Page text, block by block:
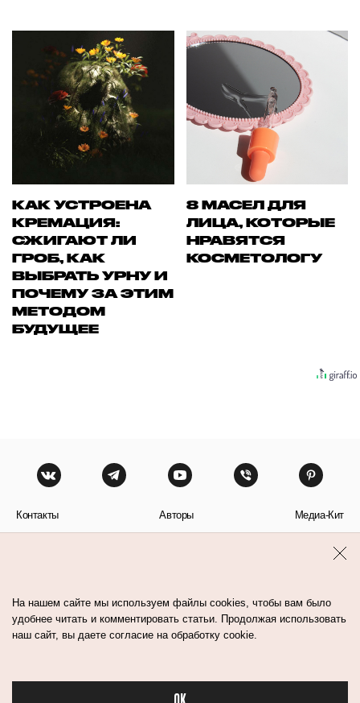
КАК УСТРОЕНА
КРЕМАЦИЯ:
СЖИГАЮТ ЛИ
ГРОБ, КАК
ВЫБРАТЬ УРНУ И
ПОЧЕМУ ЗА ЭТИМ
МЕТОДОМ
БУДУЩЕЕ
8 МАСЕЛ ДЛЯ
ЛИЦА, КОТОРЫЕ
НРАВЯТСЯ
КОСМЕТОЛОГУ
Контакты Авторы Медиа-Кит
На нашем сайте мы используем файлы cookies, чтобы вам было
удобнее читать и комментировать статьи. Продолжая использовать
наш сайт, вы даете согласие на обработку cookie.